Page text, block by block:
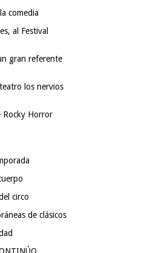
comedia
al Festival
gran referente
los nervios
Rocky Horror
circo
de clásicos